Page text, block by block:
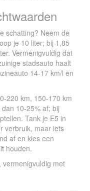
schatting? Neem de
je 10 liter; bij 1,85
Vermenigvuldig dat
stadsauto haalt
14-17 km/l en
220 km, 150-170 km
10-25% af; bij
Tank je E5 in
verbruik, maar iets
af en kies een
houden.
vermenigvuldig met